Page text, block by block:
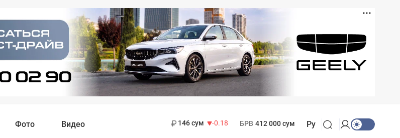
Фото Видео
146 сум
-0.18
БРВ 412 000 сум Ру